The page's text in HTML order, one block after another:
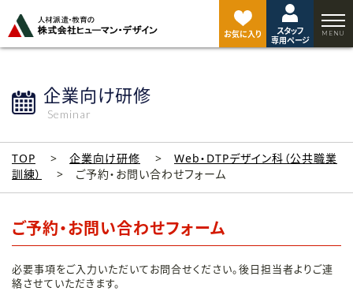
お気に入り
スタッフ
専用ページ
企業向け研修
Seminar
TOP 企業向け研修
Web・DTPデザイン科（公共職業
訓練）
ご予約・お問い合わせフォーム
ご予約・お問い合わせフォーム
必要事項をご入力いただいてお問合せください。後日担当者よりご連
絡させていただきます。
ジ
ト